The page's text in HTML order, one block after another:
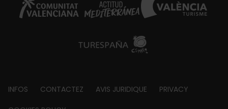
Footer
INFOS CONTACTEZ AVIS JURIDIQUE PRIVACY